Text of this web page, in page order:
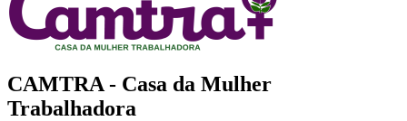
CAMTRA - Casa da Mulher
Trabalhadora